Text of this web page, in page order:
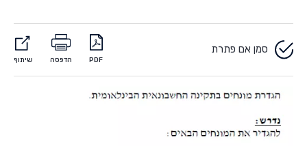
סמן אם פתרת
PDF הדפסה שיתוף